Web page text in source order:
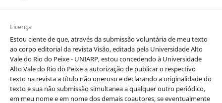
Licença
Estou ciente de que, através da submissão voluntária de meu texto
ao corpo editorial da revista Visão, editada pela Universidade Alto
Vale do Rio do Peixe - UNIARP, estou concedendo à Universidade
Alto Vale do Rio do Peixe a autorização de publicar o respectivo
texto na revista a título não oneroso e declarando a originalidade do
texto e sua não submissão simultanea a qualquer outro periódico,
em meu nome e em nome dos demais coautores, se eventualmente